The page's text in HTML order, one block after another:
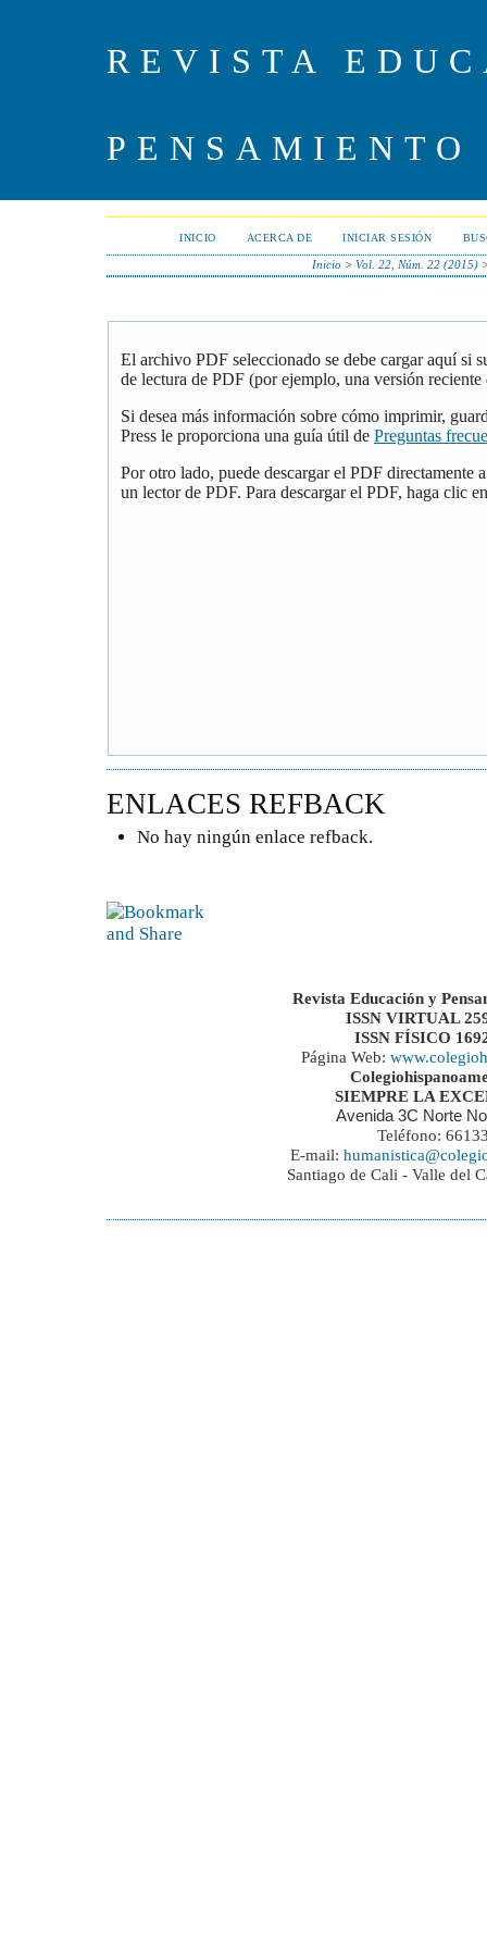
REVISTA
PENSAMIENTO
INICIO ACERCA DE INICIAR SESIÓN
Inicio >Vol. 22, Núm. 22 (2015)
El archivo PDF seleccionado se debe cargar aquí si
de lectura de PDF (por ejemplo, una versión
Si desea más información sobre cómo imprimir,
Press le proporciona una guía útil de Preguntas
Por otro lado, puede descargar el PDF directamente
un lector de PDF. Para descargar el PDF, haga clic
ENLACES REFBACK
No hay ningún enlace refback.
Revista Educación y
ISSN VIRTUAL
ISSN FÍSICO
Página Web:
SIEMPRE LA
Avenida 3C Norte
Teléfono:
E-mail:
Santiago de Cali - Valle del